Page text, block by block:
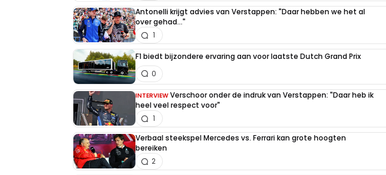
Antonelli krijgt advies van Verstappen: "Daar hebben we het al
over gehad..."
1
F1 biedt bijzondere ervaring aan voor laatste Dutch Grand Prix
0
INTERVIEW Verschoor onder de indruk van Verstappen: "Daar heb ik
heel veel respect voor"
1
Verbaal steekspel Mercedes vs. Ferrari kan grote hoogten
bereiken
2